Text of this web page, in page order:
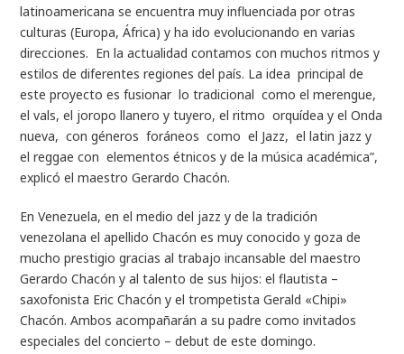
latinoamericana se encuentra muy influenciada por otras
culturas (Europa, África) y ha ido evolucionando en varias
direcciones. En la actualidad contamos con muchos ritmos y
estilos de diferentes regiones del país. La idea principal de
este proyecto es fusionar lo tradicional como el merengue,
el vals, el joropo llanero y tuyero, el ritmo orquídea y el Onda
nueva, con géneros foráneos como el Jazz, el latin jazz y
el reggae con elementos étnicos y de la música académica”,
explicó el maestro Gerardo Chacón.
En Venezuela, en el medio del jazz y de la tradición
venezolana el apellido Chacón es muy conocido y goza de
mucho prestigio gracias al trabajo incansable del maestro
Gerardo Chacón y al talento de sus hijos: el flautista –
saxofonista Eric Chacón y el trompetista Gerald «Chipi»
Chacón. Ambos acompañarán a su padre como invitados
especiales del concierto – debut de este domingo.